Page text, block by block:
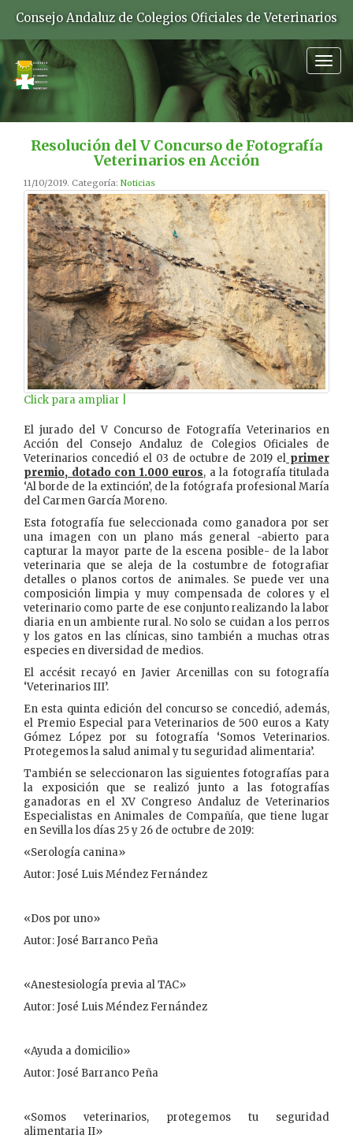
Consejo Andaluz de Colegios Oficiales de Veterinarios
Resolución del V Concurso de Fotografía
Veterinarios en Acción
11/10/2019. Categoría: Noticias
Click para ampliar |
El jurado del V Concurso de Fotografía Veterinarios en
Acción del Consejo Andaluz de Colegios Oficiales de
Veterinarios concedió el 03 de octubre de 2019 el primer
premio, dotado con 1.000 euros, a la fotografía titulada
‘Al borde de la extinción’, de la fotógrafa profesional María
del Carmen García Moreno.
Esta fotografía fue seleccionada como ganadora por ser
una imagen con un plano más general -abierto para
capturar la mayor parte de la escena posible- de la labor
veterinaria que se aleja de la costumbre de fotografiar
detalles o planos cortos de animales. Se puede ver una
composición limpia y muy compensada de colores y el
veterinario como parte de ese conjunto realizando la labor
diaria en un ambiente rural. No solo se cuidan a los perros
y los gatos en las clínicas, sino también a muchas otras
especies en diversidad de medios.
El accésit recayó en Javier Arcenillas con su fotografía
‘Veterinarios III’.
En esta quinta edición del concurso se concedió, además,
el Premio Especial para Veterinarios de 500 euros a Katy
Gómez López por su fotografía ‘Somos Veterinarios.
Protegemos la salud animal y tu seguridad alimentaria’.
También se seleccionaron las siguientes fotografías para
la exposición que se realizó junto a las fotografías
ganadoras en el XV Congreso Andaluz de Veterinarios
Especialistas en Animales de Compañía, que tiene lugar
en Sevilla los días 25 y 26 de octubre de 2019:
«Serología canina»
Autor: José Luis Méndez Fernández
«Dos por uno»
Autor: José Barranco Peña
«Anestesiología previa al TAC»
Autor: José Luis Méndez Fernández
«Ayuda a domicilio»
Autor: José Barranco Peña
«Somos veterinarios, protegemos tu seguridad
alimentaria II»